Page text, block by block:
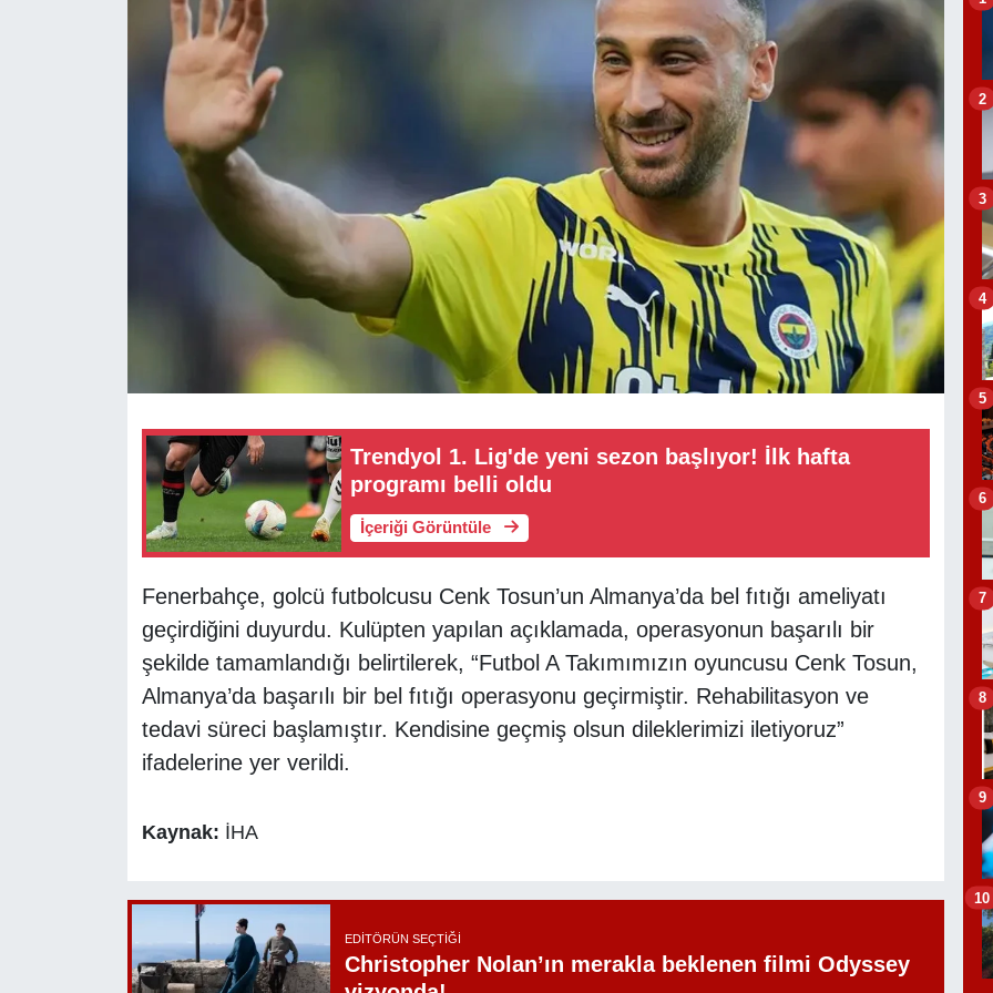
Trendyol 1. Lig'de yeni sezon başlıyor! İlk hafta
programı belli oldu
İçeriği Görüntüle
Fenerbahçe, golcü futbolcusu Cenk Tosun’un Almanya’da bel fıtığı ameliyatı
geçirdiğini duyurdu. Kulüpten yapılan açıklamada, operasyonun başarılı bir
şekilde tamamlandığı belirtilerek, “Futbol A Takımımızın oyuncusu Cenk Tosun,
Almanya’da başarılı bir bel fıtığı operasyonu geçirmiştir. Rehabilitasyon ve
tedavi süreci başlamıştır. Kendisine geçmiş olsun dileklerimizi iletiyoruz”
ifadelerine yer verildi.
Kaynak: İHA
EDITÖRÜN SEÇTIĞI
Christopher Nolan’ın merakla beklenen filmi Odyssey
2
3
4
5
6
7
8
9
10
RESMİ REKLAM